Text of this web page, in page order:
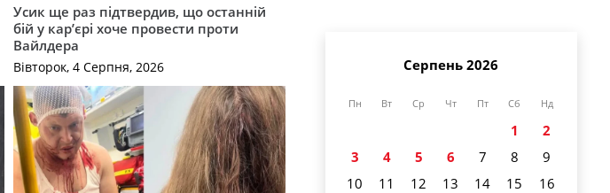
Усик ще раз підтвердив, що останній
бій у кар’єрі хоче провести проти
Вайлдера
Вівторок, 4 Серпня, 2026 Серпень 2026
Пн Вт Ср Чт Пт Сб Нд
1
2
3
4 5 6 7 8
9
10
11 12 13 14 15
16